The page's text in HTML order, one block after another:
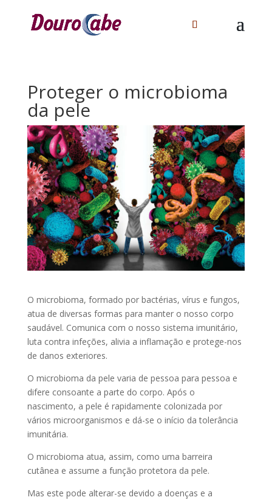
Proteger o microbioma
da pele
O microbioma, formado por bactérias, vírus e fungos,
atua de diversas formas para manter o nosso corpo
saudável. Comunica com o nosso sistema imunitário,
luta contra infeções, alivia a inflamação e protege-nos
de danos exteriores.
O microbioma da pele varia de pessoa para pessoa e
difere consoante a parte do corpo. Após o
nascimento, a pele é rapidamente colonizada por
vários microorganismos e dá-se o início da tolerância
imunitária.
O microbioma atua, assim, como uma barreira
cutânea e assume a função protetora da pele.
Mas este pode alterar-se devido a doenças e a